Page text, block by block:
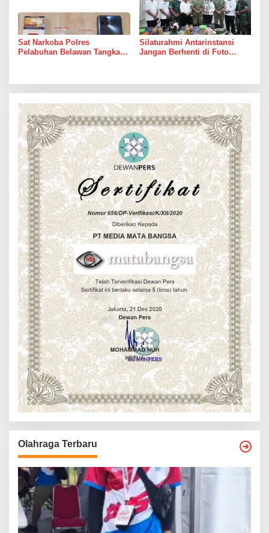
Sat Narkoba Polres
Pelabuhan Belawan Tangkap
Silaturahmi Antarinstansi
Jangan Berhenti di Foto
Olahraga Terbaru